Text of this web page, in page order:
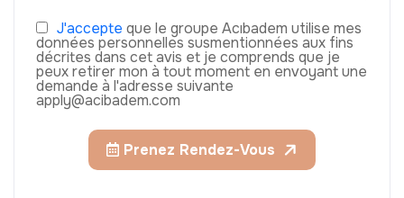
J'accepte que le groupe Acıbadem utilise mes
données personnelles susmentionnées aux fins
décrites dans cet avis et je comprends que je
peux retirer mon à tout moment en envoyant une
demande à l'adresse suivante
apply@acibadem.com
Prenez Rendez-Vous